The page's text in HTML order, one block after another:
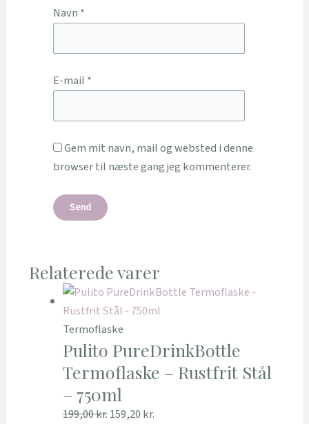
Navn *
E-mail *
Gem mit navn, mail og websted i denne
browser til næste gang jeg kommenterer.
Relaterede varer
Termoflaske
Pulito PureDrinkBottle
Termoflaske – Rustfrit Stål
– 750ml
199,00kr.159,20 kr.